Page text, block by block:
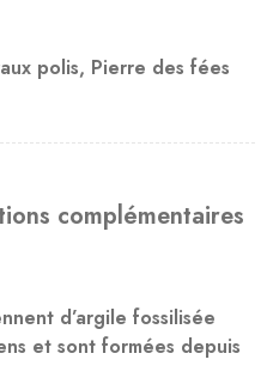
polis, Pierre des fées
complémentaires
d’argile fossilisée
et sont formées depuis